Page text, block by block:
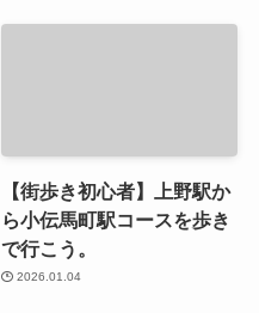
【街歩き初心者】上野駅か
ら小伝馬町駅コースを歩き
で行こう。
2026.01.04